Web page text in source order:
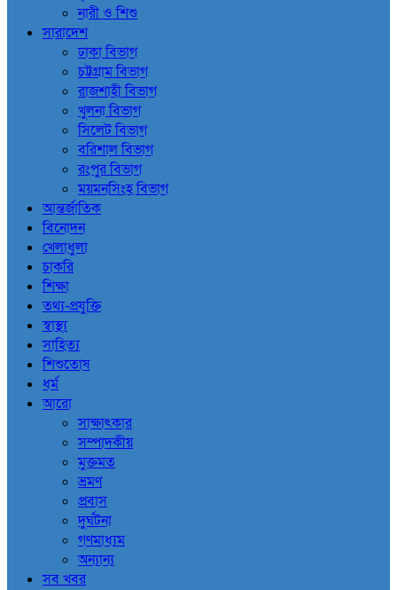
নারী ও শিশু
সারাদেশ
ঢাকা বিভাগ
চট্টগ্রাম বিভাগ
রাজশাহী বিভাগ
খুলনা বিভাগ
সিলেট বিভাগ
বরিশাল বিভাগ
রংপুর বিভাগ
ময়মনসিংহ বিভাগ
আন্তর্জাতিক
বিনোদন
খেলাধুলা
চাকরি
শিক্ষা
তথ্য-প্রযুক্তি
স্বাস্থ্য
সাহিত্য
শিশুতোষ
ধর্ম
আরো
সাক্ষাৎকার
সম্পাদকীয়
মুক্তমত
ভ্রমণ
প্রবাস
দুর্ঘটনা
গণমাধ্যম
অন্যান্য
সব খবর